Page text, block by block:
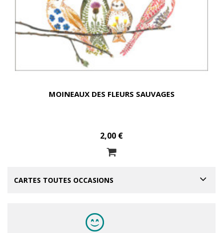
MOINEAUX DES FLEURS SAUVAGES
2,00 €
CARTES TOUTES OCCASIONS